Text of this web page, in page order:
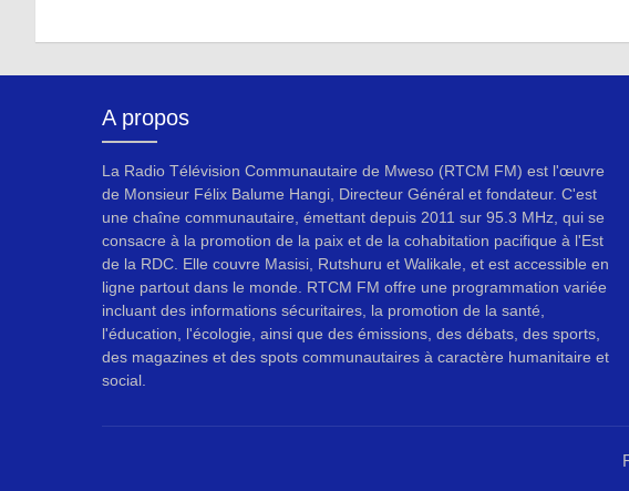
A propos
La Radio Télévision Communautaire de Mweso (RTCM FM) est l'œuvre
de Monsieur Félix Balume Hangi, Directeur Général et fondateur. C'est
une chaîne communautaire, émettant depuis 2011 sur 95.3 MHz, qui se
consacre à la promotion de la paix et de la cohabitation pacifique à l'Est
de la RDC. Elle couvre Masisi, Rutshuru et Walikale, et est accessible en
ligne partout dans le monde. RTCM FM offre une programmation variée
incluant des informations sécuritaires, la promotion de la santé,
l'éducation, l'écologie, ainsi que des émissions, des débats, des sports,
des magazines et des spots communautaires à caractère humanitaire et
social.